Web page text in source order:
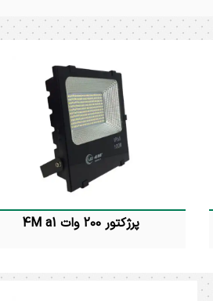
پرژکتور 200 وات 4M a1
پرژکتور 200 وات اس ام دی 4M توان